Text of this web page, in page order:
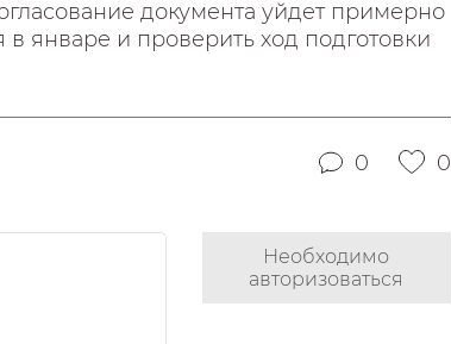
документа уйдет примерно
январе и проверить ход подготовки
0 0
Необходимо
авторизоваться